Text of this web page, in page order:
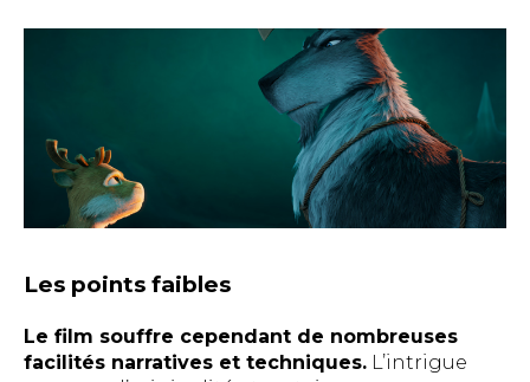
Les points faibles
Le film souffre cependant de nombreuses
facilités narratives et techniques. L’intrigue